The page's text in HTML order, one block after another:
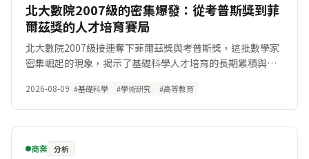
北大數院2007級的密集爆發：從考普斯獎到菲
爾茲獎的人才培育賽局
北大數院2007級接連奪下菲爾茲獎與考普斯獎，這批數學家
密集崛起的現象，揭示了基礎科學人才培育的長期累積與集
2026-08-09 #基礎科學 #學術研究 #高等教育
商業 分析